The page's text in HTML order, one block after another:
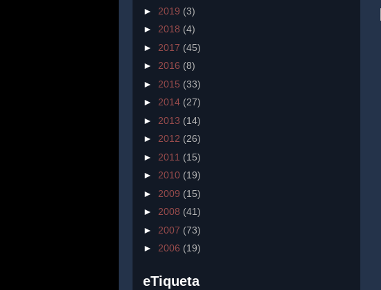
► 2019 (3)
► 2018 (4)
► 2017 (45)
► 2016 (8)
► 2015 (33)
► 2014 (27)
► 2013 (14)
► 2012 (26)
► 2011 (15)
► 2010 (19)
► 2009 (15)
► 2008 (41)
► 2007 (73)
► 2006 (19)
eTiqueta